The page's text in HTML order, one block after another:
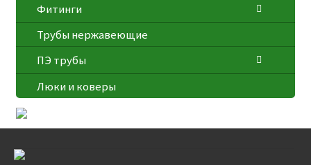
Фитинги
Трубы нержавеющие
ПЭ трубы
Люки и коверы